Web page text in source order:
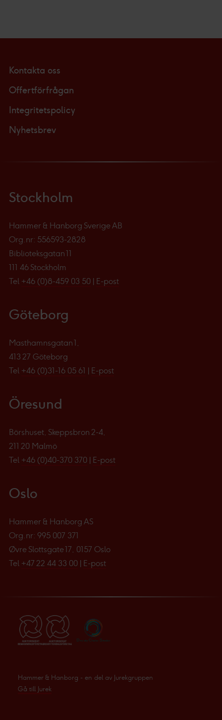
Kontakta oss
Offertförfrågan
Integritetspolicy
Nyhetsbrev
Stockholm
Hammer & Hanborg Sverige AB
Org.nr: 556593-2828
Biblioteksgatan 11
111 46 Stockholm
Tel +46 (0)8-459 03 50 | E-post
Göteborg
Masthamnsgatan 1,
413 27 Göteborg
Tel +46 (0)31-16 05 61 | E-post
Öresund
Börshuset, Skeppsbron 2-4,
211 20 Malmö
Tel +46 (0)40-370 370 | E-post
Oslo
Hammer & Hanborg AS
Org.nr: 995 007 371
Øvre Slottsgate 17, 0157 Oslo
Tel +47 22 44 33 00 | E-post
Hammer & Hanborg - en del av Jurekgruppen
Gå till Jurek